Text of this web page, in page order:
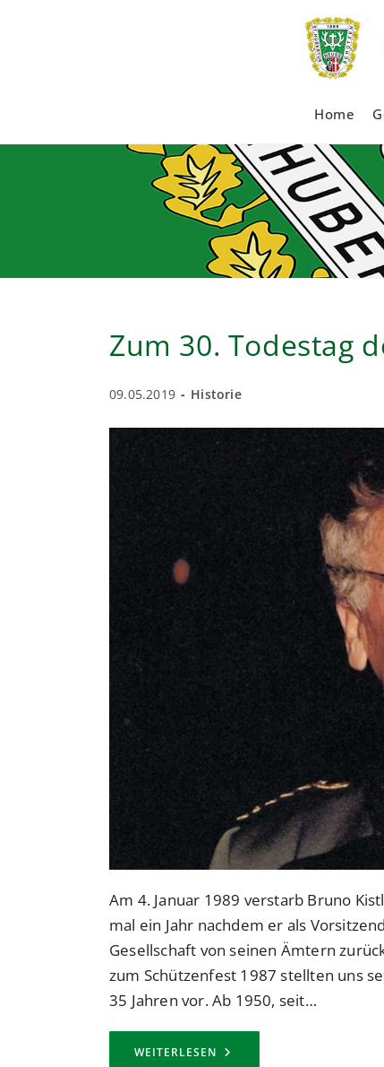
Home
Zum 30. Todestag
Beitrag
09.05.2019
Beitrags-
Historie
Am 4. Januar 1989 verstarb Bruno
mal ein Jahr nachdem er als
Gesellschaft von seinen Ämtern
zum Schützenfest 1987 stellten uns
35 Jahren vor. Ab 1950, seit…
WEITERLESEN ZUM